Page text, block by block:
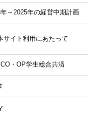
～2025年の経営中期計画
サイト利用にあたって
CO・OP学生総合共済